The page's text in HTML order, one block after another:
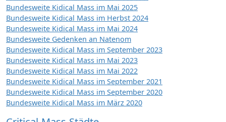
Bundesweite Kidical Mass im Mai 2025
Bundesweite Kidical Mass im Herbst 2024
Bundesweite Kidical Mass im Mai 2024
Bundesweite Gedenken an Natenom
Bundesweite Kidical Mass im September 2023
Bundesweite Kidical Mass im Mai 2023
Bundesweite Kidical Mass im Mai 2022
Bundesweite Kidical Mass im September 2021
Bundesweite Kidical Mass im September 2020
Bundesweite Kidical Mass im März 2020